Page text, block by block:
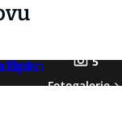
5
Fotogalerie